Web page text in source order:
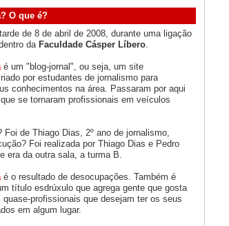
O que é?
de 8 de abril de 2008, durante uma ligação
da Faculdade Cásper Líbero.
é um "blog-jornal", ou seja, um site
por estudantes de jornalismo para
conhecimentos na área. Passaram por aqui
se tornaram profissionais em veículos
Foi de Thiago Dias, 2º ano de jornalismo,
Foi realizada por Thiago Dias e Pedro
era da outra sala, a turma B.
é o resultado de desocupações. Também é
título esdrúxulo que agrega gente que gosta
quase-profissionais que desejam ter os seus
em algum lugar.